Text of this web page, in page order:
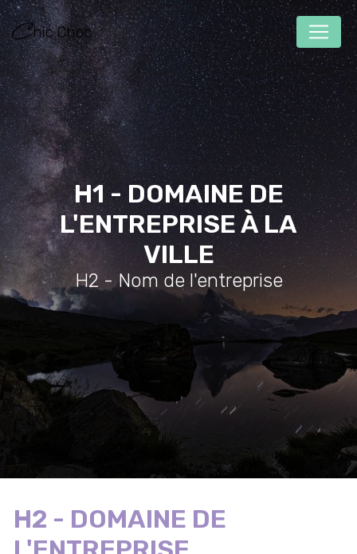
H1 - DOMAINE DE
L'ENTREPRISE À LA
VILLE
H2 - Nom de l'entreprise
H2 - DOMAINE DE
Panneau de gestion des cookies